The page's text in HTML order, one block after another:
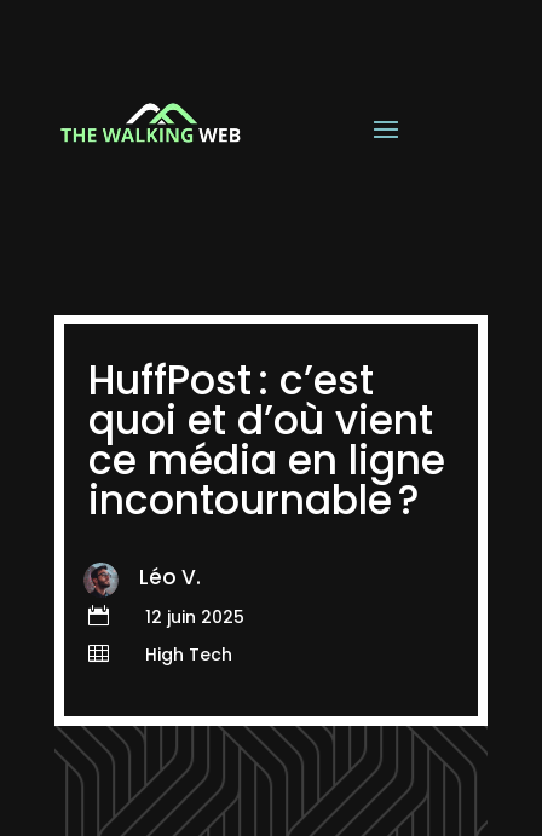
HuffPost : c’est
quoi et d’où vient
ce média en ligne
incontournable ?
Léo V.
 12 juin 2025
 High Tech